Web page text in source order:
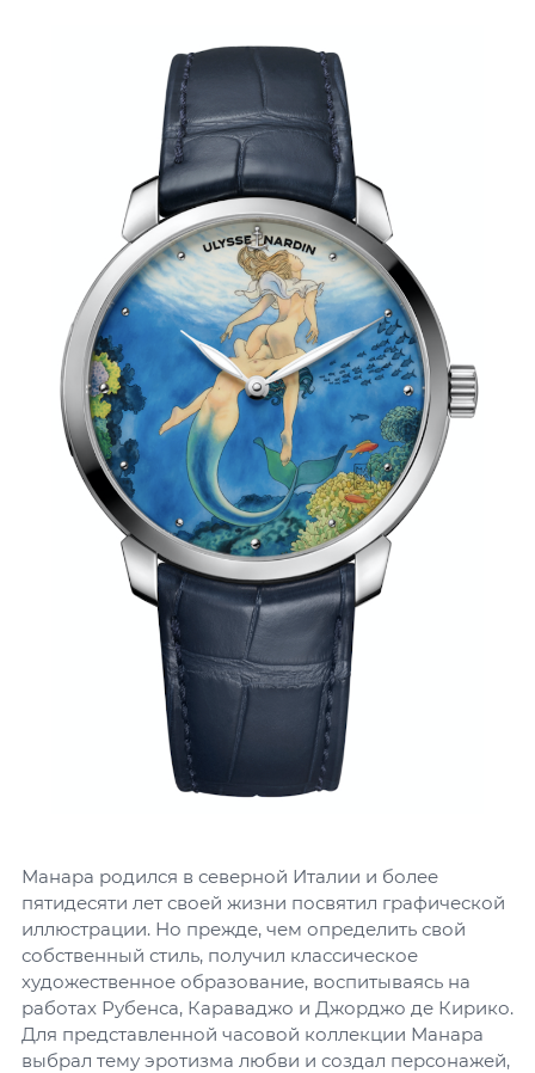
Манара родился в северной Италии и более
пятидесяти лет своей жизни посвятил графической
иллюстрации. Но прежде, чем определить свой
собственный стиль, получил классическое
художественное образование, воспитываясь на
работах Рубенса, Караваджо и Джорджо де Кирико.
Для представленной часовой коллекции Манара
выбрал тему эротизма любви и создал персонажей,